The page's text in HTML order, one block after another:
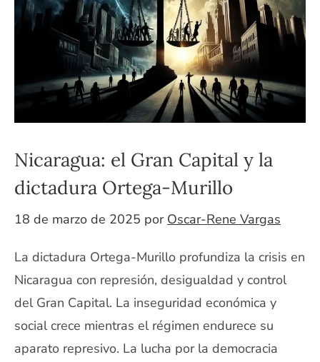
Nicaragua: el Gran Capital y la
dictadura Ortega-Murillo
18 de marzo de 2025 por Oscar-Rene Vargas
La dictadura Ortega-Murillo profundiza la crisis en
Nicaragua con represión, desigualdad y control
del Gran Capital. La inseguridad económica y
social crece mientras el régimen endurece su
aparato represivo. La lucha por la democracia